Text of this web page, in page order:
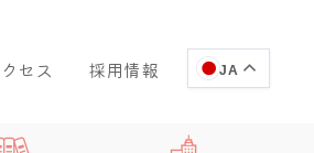
セス 採用情報 JA